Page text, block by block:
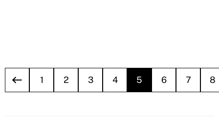
1 2 3 4 5 6 7 8